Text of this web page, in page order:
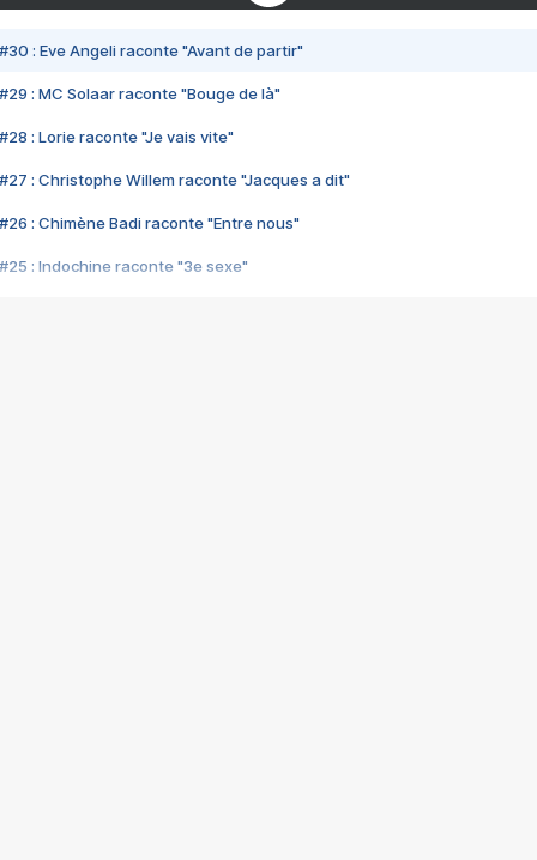
#30 : Eve Angeli raconte "Avant de partir"
#29 : MC Solaar raconte "Bouge de là"
#28 : Lorie raconte "Je vais vite"
#27 : Christophe Willem raconte "Jacques a dit"
#26 : Chimène Badi raconte "Entre nous"
#25 : Indochine raconte "3e sexe"